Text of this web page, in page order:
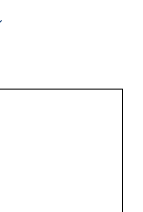
四万十のほとり、一
にくのフレッシュ
活かす工夫をし、手
来種「赤系にんに